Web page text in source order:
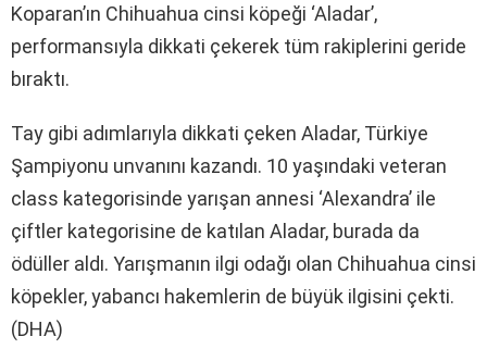
Koparan’ın Chihuahua cinsi köpeği ‘Aladar’,
performansıyla dikkati çekerek tüm rakiplerini geride
bıraktı.
Tay gibi adımlarıyla dikkati çeken Aladar, Türkiye
Şampiyonu unvanını kazandı. 10 yaşındaki veteran
class kategorisinde yarışan annesi ‘Alexandra’ ile
çiftler kategorisine de katılan Aladar, burada da
ödüller aldı. Yarışmanın ilgi odağı olan Chihuahua cinsi
köpekler, yabancı hakemlerin de büyük ilgisini çekti.
(DHA)